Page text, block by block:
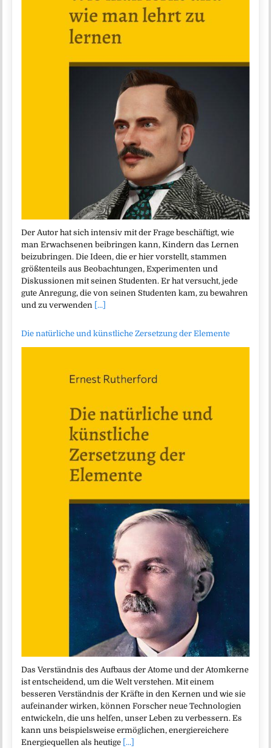
Der Autor hat sich intensiv mit der Frage beschäftigt, wie
man Erwachsenen beibringen kann, Kindern das Lernen
beizubringen. Die Ideen, die er hier vorstellt, stammen
größtenteils aus Beobachtungen, Experimenten und
Diskussionen mit seinen Studenten. Er hat versucht, jede
gute Anregung, die von seinen Studenten kam, zu bewahren
und zu verwenden [...]
Die natürliche und künstliche Zersetzung der Elemente
Das Verständnis des Aufbaus der Atome und der Atomkerne
ist entscheidend, um die Welt verstehen. Mit einem
besseren Verständnis der Kräfte in den Kernen und wie sie
aufeinander wirken, können Forscher neue Technologien
entwickeln, die uns helfen, unser Leben zu verbessern. Es
kann uns beispielsweise ermöglichen, energiereichere
Energiequellen als heutige [...]